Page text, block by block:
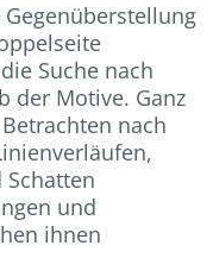
Gegenüberstellung
Suche nach
der Motive. Ganz
nach
und
ihnen